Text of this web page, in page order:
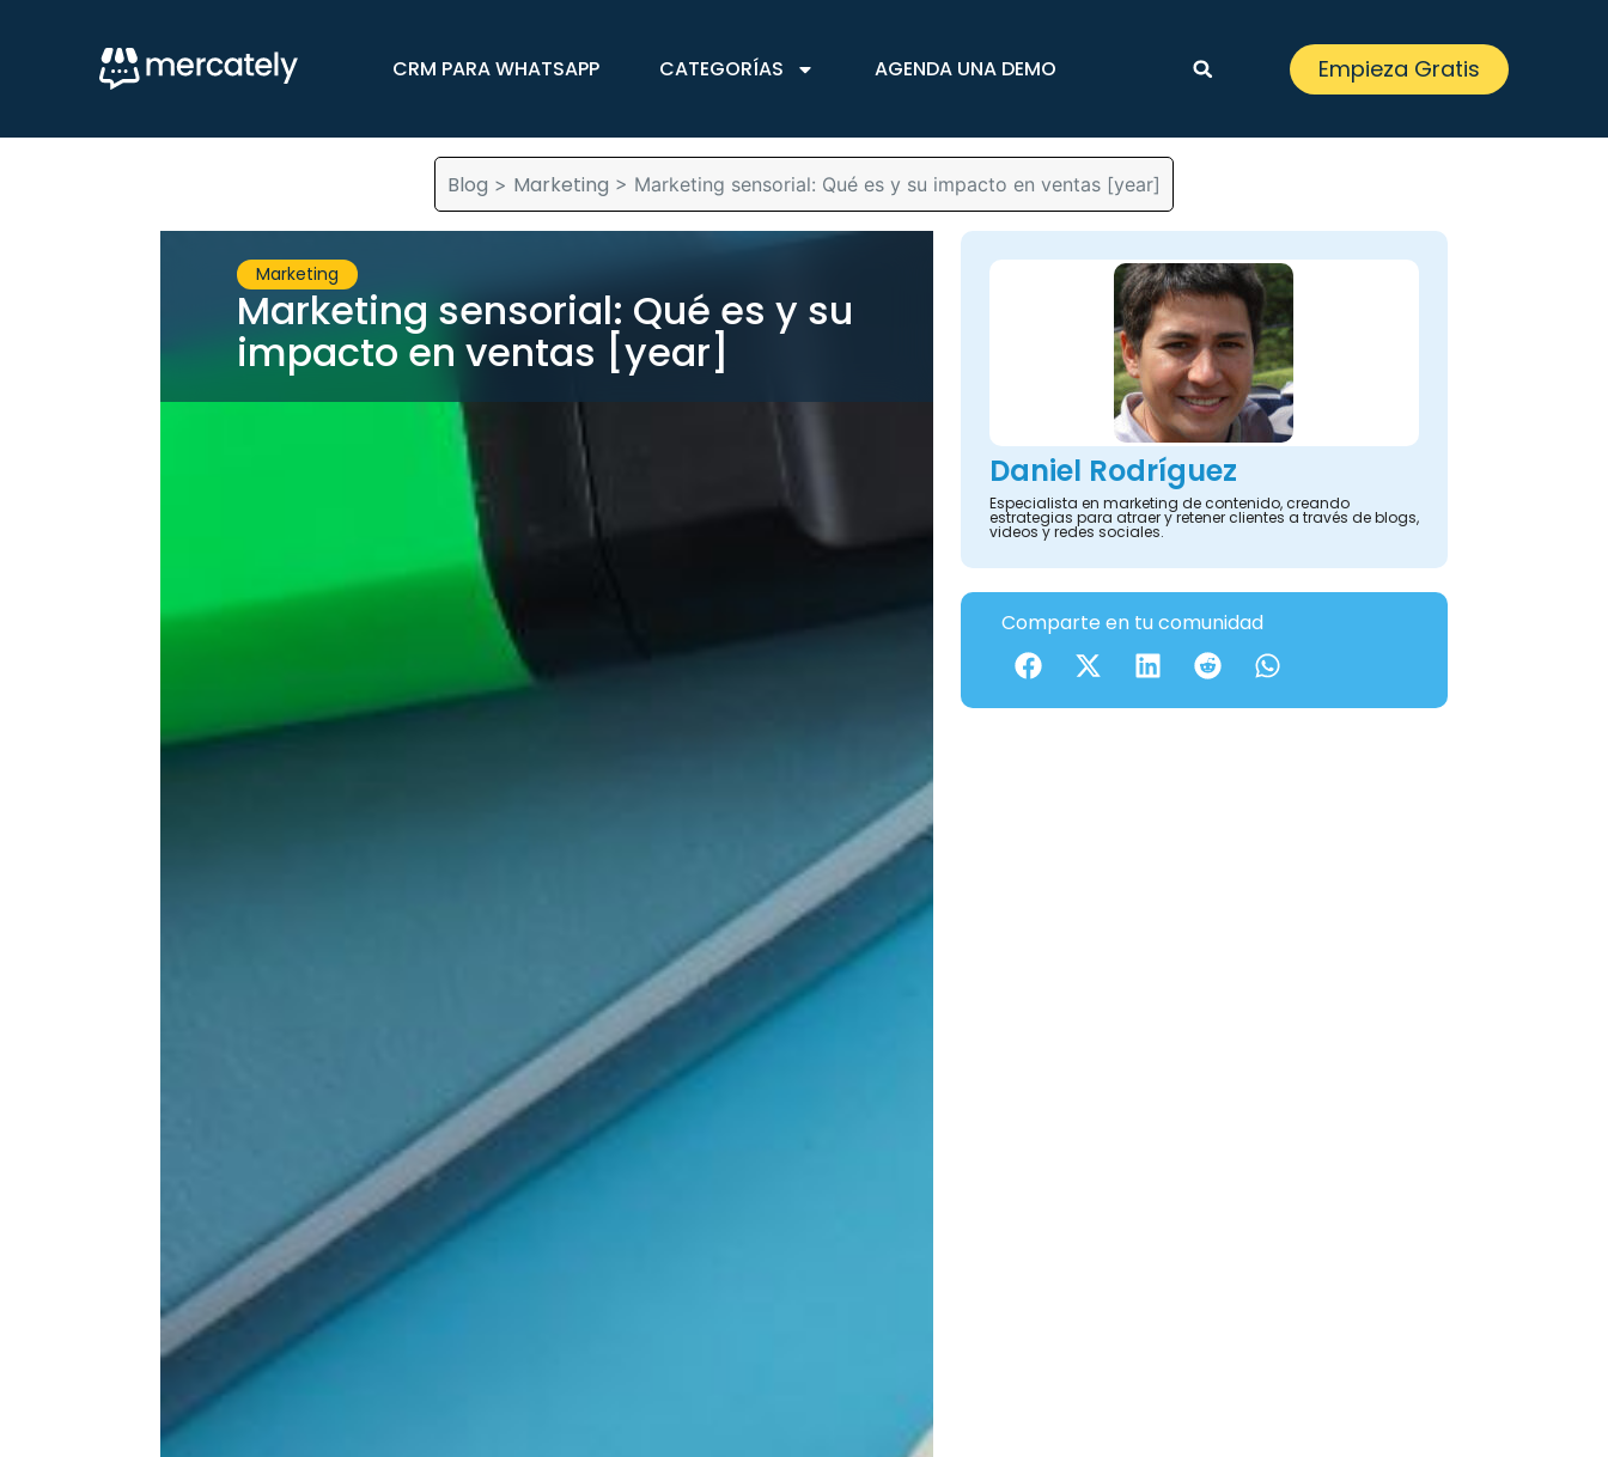
CRM PARA WHATSAPP CATEGORÍAS AGENDA UNA DEMO Empieza Gratis
Blog > Marketing > Marketing sensorial: Qué es y su impacto en ventas [year]
Marketing
Marketing sensorial: Qué es y su
impacto en ventas [year]
Daniel Rodríguez
Especialista en marketing de contenido, creando
estrategias para atraer y retener clientes a través de blogs,
videos y redes sociales.
Comparte en tu comunidad